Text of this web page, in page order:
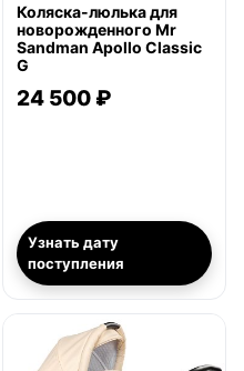
Коляска-люлька для
новорожденного Mr
Sandman Apollo Classic
G
24 500 ₽
Узнать дату
поступления